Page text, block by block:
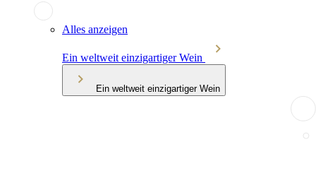
Alles anzeigen
Ein weltweit einzigartiger Wein
Ein weltweit einzigartiger Wein